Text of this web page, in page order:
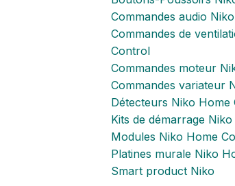
Commandes audio
Commandes de
Control
Commandes moteur
Commandes variateur
Détecteurs Niko Home
Kits de démarrage
Modules Niko Home
Platines murale Niko
Smart product Niko